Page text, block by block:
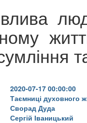
2020-07-17 00:00:00
Таємниці духовного
Сворад Дуда
Сергій Іваницький